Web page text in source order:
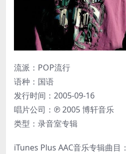
流派：POP流行
语种：国语
发行时间：2005-09-16
唱片公司：℗ 2005 博轩音乐
类型：录音室专辑
iTunes Plus AAC音乐专辑曲目：